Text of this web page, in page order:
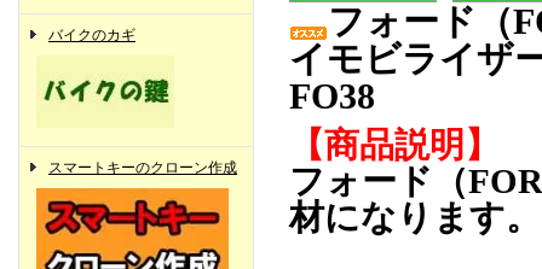
バイクのカギ
スマートキーのクローン作成
フォード（
イモビライザ
FO38
【商品説明】
フォード（
材になります。